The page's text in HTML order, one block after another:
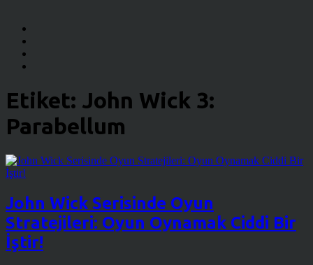
Etiket: John Wick 3:
Parabellum
John Wick Serisinde Oyun
Stratejileri: Oyun Oynamak Ciddi Bir
İştir!